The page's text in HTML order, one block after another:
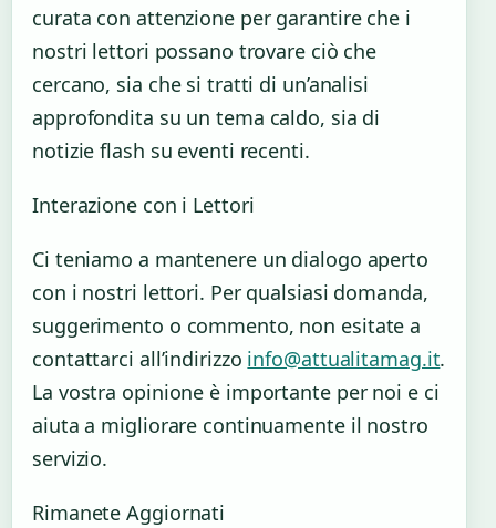
curata con attenzione per garantire che i
nostri lettori possano trovare ciò che
cercano, sia che si tratti di un’analisi
approfondita su un tema caldo, sia di
notizie flash su eventi recenti.
Interazione con i Lettori
Ci teniamo a mantenere un dialogo aperto
con i nostri lettori. Per qualsiasi domanda,
suggerimento o commento, non esitate a
contattarci all’indirizzo info@attualitamag.it.
La vostra opinione è importante per noi e ci
aiuta a migliorare continuamente il nostro
servizio.
Rimanete Aggiornati